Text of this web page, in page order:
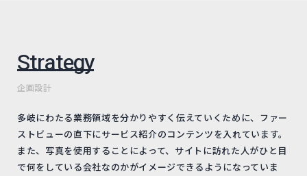
Strategy
企画設計
多岐にわたる業務領域を分かりやすく伝えていくために、ファー
ストビューの直下にサービス紹介のコンテンツを入れています。
また、写真を使用することによって、サイトに訪れた人がひと目
で何をしている会社なのかがイメージできるようになっていま